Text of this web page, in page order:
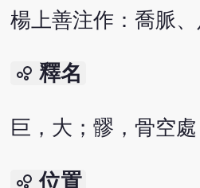
楊上善注作：喬脈
bubble_chart 釋名
巨，大；髎，骨空
bubble_chart 位置